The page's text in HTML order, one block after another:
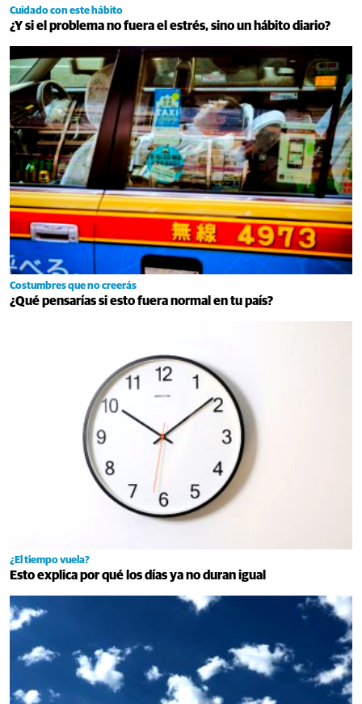
Cuidado con este hábito
¿Y si el problema no fuera el estrés, sino un hábito diario?
Costumbres que no creerás
¿Qué pensarías si esto fuera normal en tu país?
¿El tiempo vuela?
Esto explica por qué los días ya no duran igual